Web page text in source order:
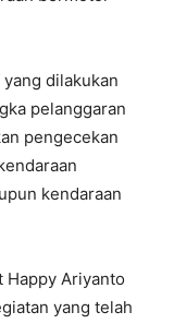
dilakukan
pelanggaran
pengecekan
kendaraan
Happy Ariyanto
yang telah